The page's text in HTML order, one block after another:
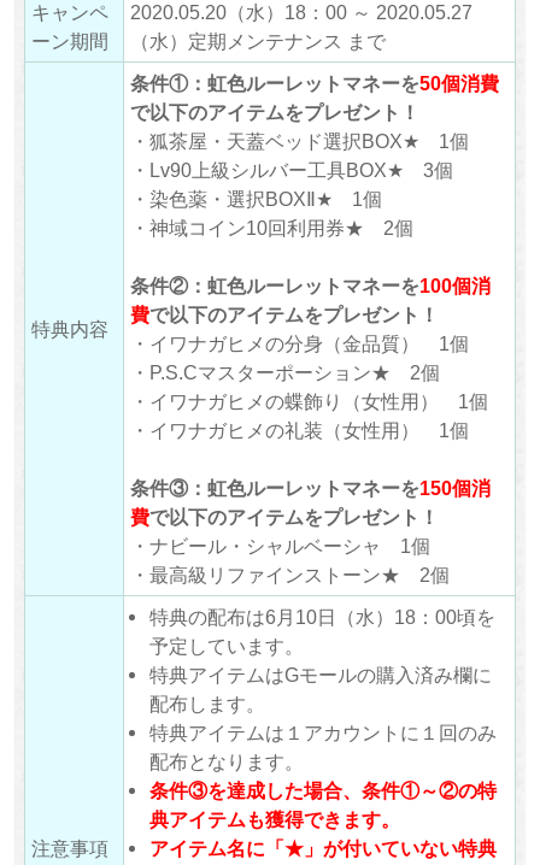
キャンペ
ーン期間
2020.05.20（水）18：00 ～ 2020.05.27
（水）定期メンテナンス まで
特典内容
条件①：虹色ルーレットマネーを50個消費
で以下のアイテムをプレゼント！
・狐茶屋・天蓋ベッド選択BOX★ 1個
・Lv90上級シルバー工具BOX★ 3個
・染色薬・選択BOXⅡ★ 1個
・神域コイン10回利用券★ 2個
条件②：虹色ルーレットマネーを100個消
費で以下のアイテムをプレゼント！
・イワナガヒメの分身（金品質） 1個
・P.S.Cマスターポーション★ 2個
・イワナガヒメの蝶飾り（女性用） 1個
・イワナガヒメの礼装（女性用） 1個
条件③：虹色ルーレットマネーを150個消
費で以下のアイテムをプレゼント！
・ナビール・シャルベーシャ 1個
・最高級リファインストーン★ 2個
注意事項
特典の配布は6月10日（水）18：00頃を
予定しています。
特典アイテムはGモールの購入済み欄に
配布します。
特典アイテムは１アカウントに１回のみ
配布となります。
条件③を達成した場合、条件①～②の特
典アイテムも獲得できます。
アイテム名に「★」が付いていない特典